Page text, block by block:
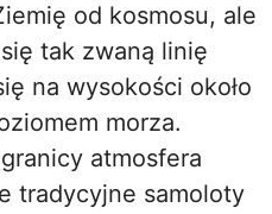
od kosmosu, ale
tak zwaną linię
na wysokości około
morza.
atmosfera
tradycyjne samoloty